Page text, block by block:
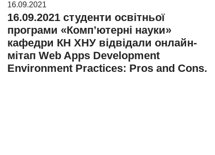
16.09.2021
16.09.2021 студенти освітньої
програми «Комп’ютерні науки»
кафедри КН ХНУ відвідали онлайн-
мітап Web Apps Development
Environment Practices: Pros and Cons.